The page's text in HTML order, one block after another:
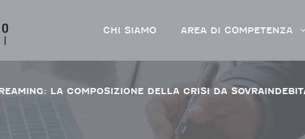
CHI SIAMO AREA DI COMPETENZA
LA COMPOSIZIONE DELLA CRISI DA